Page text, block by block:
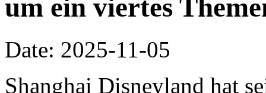
um ein viertes
Date: 2025-11-05
Shanghai Disneyland hat